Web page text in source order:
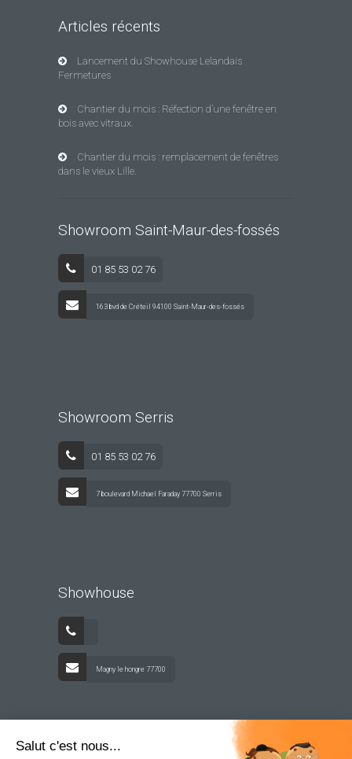
Articles récents
Lancement du Showhouse Lelandais
Fermetures
Chantier du mois : Réfection d’une fenêtre en
bois avec vitraux.
Chantier du mois : remplacement de fenêtres
dans le vieux Lille.
Showroom Saint-Maur-des-fossés
01 85 53 02 76
163 bvd de Créteil 94100 Saint-Maur-des-fossés
Showroom Serris
01 85 53 02 76
7 boulevard Michael Faraday 77700 Serris
Showhouse
Magny le hongre 77700
Salut c'est nous...